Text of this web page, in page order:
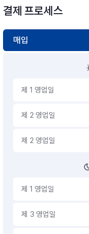
결제 프로세스
매입
제 1 영업일
제 2 영업일
제 2 영업일
제 1 영업일
제 3 영업일